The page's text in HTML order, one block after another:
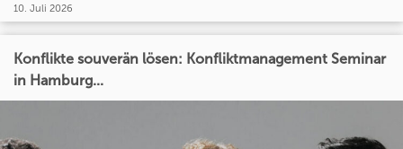
10. Juli 2026
Konflikte souverän lösen: Konfliktmanagement Seminar
in Hamburg...